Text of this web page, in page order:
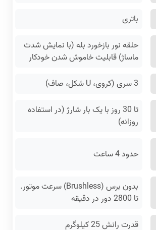
باتری
حلقه نور بازخورد بله (با نمایش شدت
ماساژ) قابلیت خاموش شدن خودکار
3 سری (کروی، U شکل، صاف)
تا 30 روز با یک بار شارژ (در استفاده
روزانه)
حدود 4 ساعت
بدون برس (Brushless) سرعت موتور.
تا 2800 دور در دقیقه
قدرت رانش 25 کیلوگرم